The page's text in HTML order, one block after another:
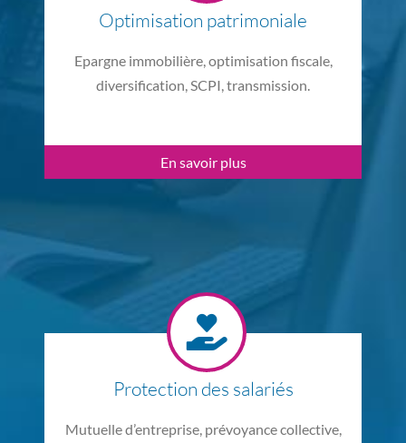
Optimisation patrimoniale
Epargne immobilière, optimisation fiscale,
diversification, SCPI, transmission.
En savoir plus
Protection des salariés
Mutuelle d’entreprise, prévoyance collective,